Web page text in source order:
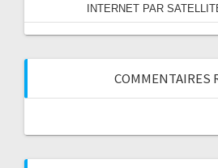
INTERNET PAR
COMMENTAIRES